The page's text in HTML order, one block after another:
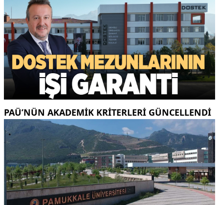
PAÜ’NÜN AKADEMIK KRITERLERI GÜNCELLENDI